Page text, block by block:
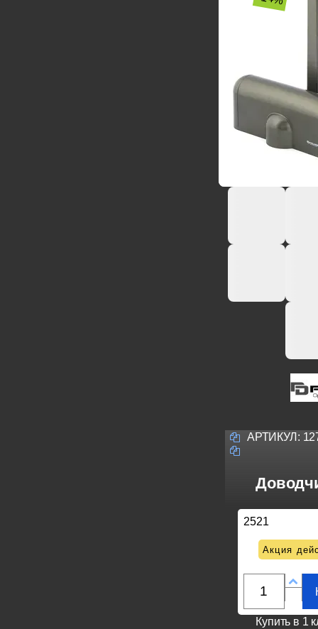
АРТИКУЛ:
2521
Акция
Купить в 1